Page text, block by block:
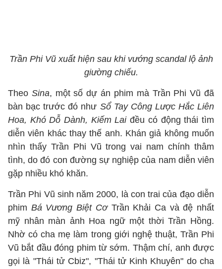
Trần Phi Vũ xuất hiện sau khi vướng scandal lộ ảnh
giường chiếu.
Theo Sina, một số dự án phim mà Trần Phi Vũ đã
bàn bạc trước đó như Sổ Tay Công Lược Hắc Liên
Hoa, Khó Dỗ Dành, Kiếm Laiđều có động thái tìm
diễn viên khác thay thế anh. Khán giả không muốn
nhìn thấy Trần Phi Vũ trong vai nam chính thâm
tình, do đó con đường sự nghiệp của nam diễn viên
gặp nhiều khó khăn.
Trần Phi Vũ sinh năm 2000, là con trai của đạo diễn
phim Bá Vương Biệt Cơ Trần Khải Ca và đệ nhất
mỹ nhân màn ảnh Hoa ngữ một thời Trần Hồng.
Nhờ có cha mẹ làm trong giới nghệ thuật, Trần Phi
Vũ bắt đầu đóng phim từ sớm. Thậm chí, anh được
gọi là "Thái tử Cbiz", "Thái tử Kinh Khuyên" do cha